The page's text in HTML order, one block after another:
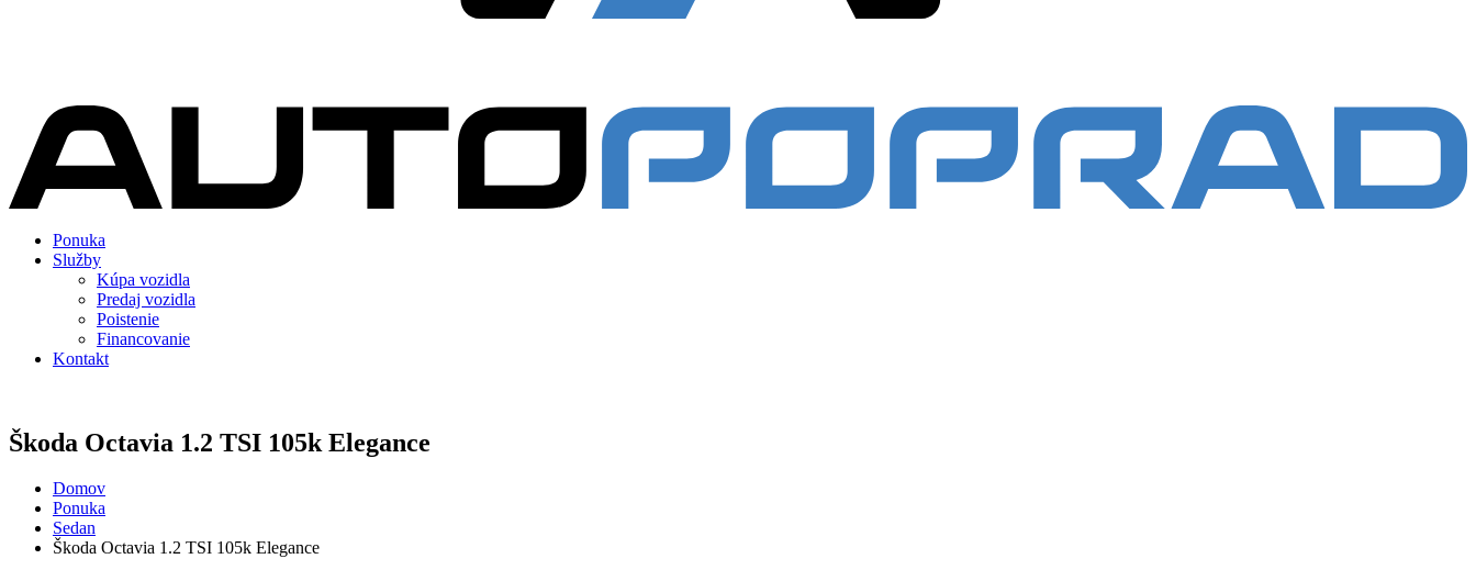
Ponuka
Služby
Kúpa vozidla
Predaj vozidla
Poistenie
Financovanie
Kontakt
Škoda Octavia 1.2 TSI 105k Elegance
Domov
Ponuka
Sedan
Škoda Octavia 1.2 TSI 105k Elegance